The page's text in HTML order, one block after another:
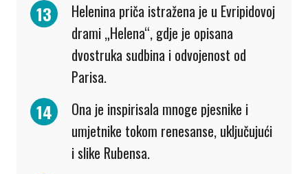
Helenina priča istražena je u Evripidovoj
drami „Helena“, gdje je opisana
dvostruka sudbina i odvojenost od
Parisa.
Ona je inspirisala mnoge pjesnike i
umjetnike tokom renesanse, uključujući
i slike Rubensa.